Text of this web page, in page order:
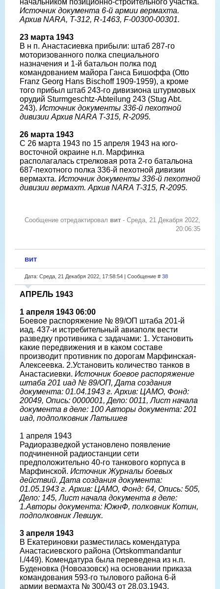
начальником позиционно-строительного участка.
Источник документа 6-й армии вермахта.
Архив NARA, T-312, R-1463, F-00300-00301.
23 марта 1943
В н п. Анастасиевка прибыли: штаб 287-го
моторизованного полка специального
назначения и 1-й батальон полка под
командованием майора Ганса Бишоффа (Otto
Franz Georg Hans Bischoff 1909-1959), а кроме
того прибыл штаб 243-го дивизиона штурмовых
орудий Sturmgeschtz-Abteilung 243 (Stug Abt.
243). Источник документы 336-й пехотной
дивизии Архив NARA T-315, R-2095.
26 марта 1943
С 26 марта 1943 по 15 апреля 1943 на юго-
восточной окраине н.п. Марфинка
располагалась стрелковая рота 2-го батальона
687-пехотного полка 336-й пехотной дивизии
вермахта. Источник документы 336-й пехотной
дивизии вермахт. Архив NARA T-315, R-2095.
Сообщение отредактировал вит - Среда, 21 Декабря 2022,
20:06:35
вит
Дата: Среда, 21 Декабря 2022, 17:58:54 | Сообщение # 38
АПРЕЛЬ 1943
1 апреля 1943 06:00
Боевое распоряжение № 89/ОП штаба 201-й
иад. 437-и истребительный авиаполк вести
разведку противника с задачами: 1. Установить
какие передвижения и в каком составе
производит противник по дорогам Марфинская-
Алексеевка. 2.Установить количество танков в
Анастасиевки. Источник боевое распоряжение
штаба 201 иад № 89/ОП, Дата создания
документа: 01.04.1943 г. Архив: ЦАМО, Фонд:
20049, Опись: 0000001, Дело: 0011, Лист начала
документа в деле: 100 Авторы документа: 201
иад, подполковник Латышев
1 апреля 1943
Радиоразведкой установлено появление
подчиненной радиостанции сети
предположительно 40-го танкового корпуса в
Марфинской. Источник Журналы боевых
действий. Дата создания документа:
01.05.1943 г. Архив: ЦАМО, Фонд: 64, Опись: 505,
Дело: 145, Лист начала документа в деле:
1.Авторы документа: ЮжнФ, полковник Котин,
подполковник Левшук.
3 апреля 1943
В Екатериновки разместилась комендатура
Анастасиевского района (Ortskommandantur
I./449). Комендатура была переведена из н.п.
Буденовка (Новоазовск) на основании приказа
командования 593-го тылового района 6-й
армии вермахта № 300/43 от 28.03.1943.